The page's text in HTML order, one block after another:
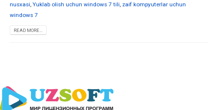
nusxasi, Yuklab olish uchun windows 7 tili, zaif kompyuterlar uchun
windows 7
READ MORE...